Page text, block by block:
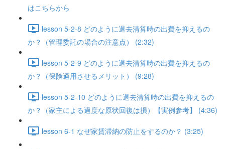
はこちらから
lesson 5-2-8 どのように退去清算時の出費を抑えるの
か？（管理委託の場合の注意点） (2:32)
lesson 5-2-9 どのように退去清算時の出費を抑えるの
か？（保険適用させるメリット） (9:28)
lesson 5-2-10 どのように退去清算時の出費を抑えるの
か？（家主による過度な原状回復は損）【実例参考】 (4:36)
lesson 6-1 なぜ家賃滞納の防止をするのか？ (3:25)